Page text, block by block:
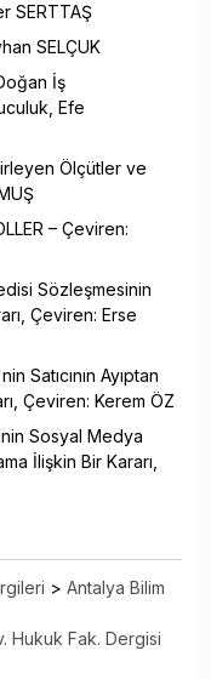
SERTTAŞ
SELÇUK
İş
Efe
Ölçütler ve
– Çeviren:
Sözleşmesinin
Çeviren: Erse
Satıcının Ayıptan
Çeviren: Kerem ÖZ
Sosyal Medya
İlişkin Bir Kararı,
> Antalya Bilim
Hukuk Fak. Dergisi